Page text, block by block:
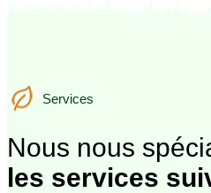
Services
Services
Nous nous
les services